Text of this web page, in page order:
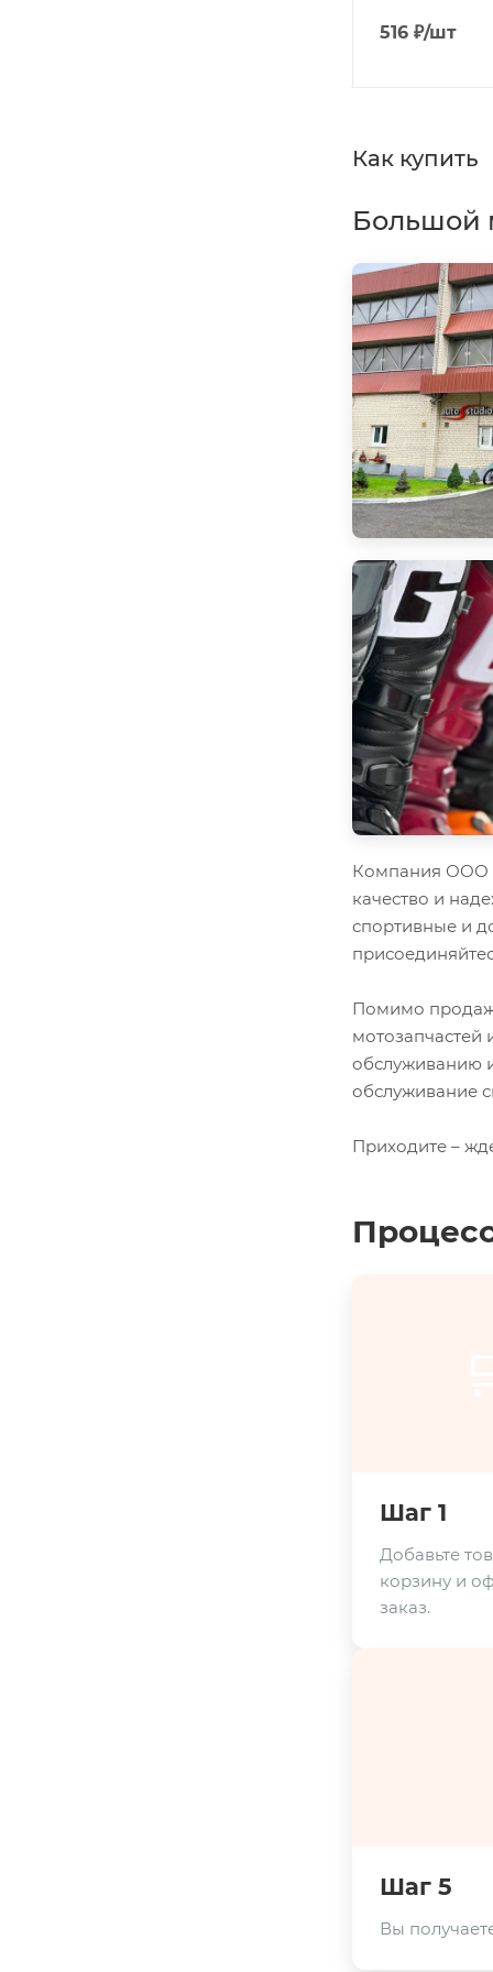
516₽/шт
Как купить
Большой
Компания ООО
качество и
спортивные и
Помимо
мотозапчастей
обслуживанию
обслуживание
Приходите –
Шаг 1
Добавьте
корзину и
заказ.
Шаг 5
Вы